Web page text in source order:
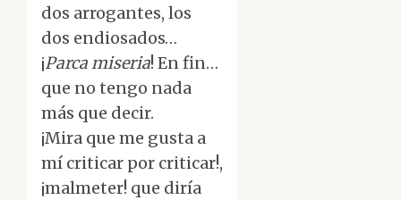
dos arrogantes, los
dos endiosados…
¡Parca miseria! En fin…
que no tengo nada
más que decir.
¡Mira que me gusta a
mí criticar por criticar!,
¡malmeter! que diría